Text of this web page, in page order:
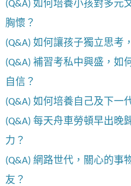
(Q&A) 如何培養小孩對多元
胸懷？
(Q&A) 如何讓孩子獨立思考
(Q&A) 補習考私中興盛，如
自信？
(Q&A) 如何培養自己及下一
(Q&A) 每天舟車勞頓早出晚
力？
(Q&A) 網路世代，關心的事
友？